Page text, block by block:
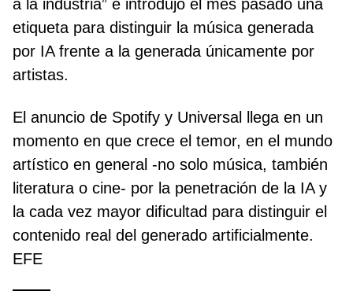
a la industria” e introdujo el mes pasado una
etiqueta para distinguir la música generada
por IA frente a la generada únicamente por
artistas.
El anuncio de Spotify y Universal llega en un
momento en que crece el temor, en el mundo
artístico en general -no solo música, también
literatura o cine- por la penetración de la IA y
la cada vez mayor dificultad para distinguir el
contenido real del generado artificialmente.
EFE